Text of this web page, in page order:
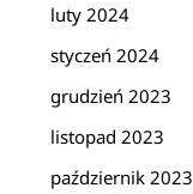
luty 2024
styczeń 2024
grudzień 2023
listopad 2023
październik 2023